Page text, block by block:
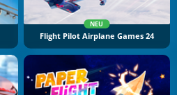
NEU
Flight Pilot Airplane Games 24